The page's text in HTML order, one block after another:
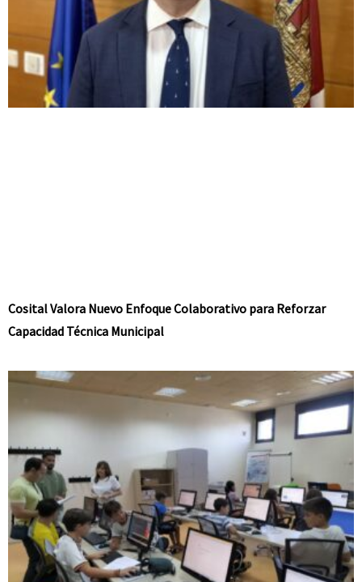
Cosital Valora Nuevo Enfoque Colaborativo para Reforzar
Capacidad Técnica Municipal